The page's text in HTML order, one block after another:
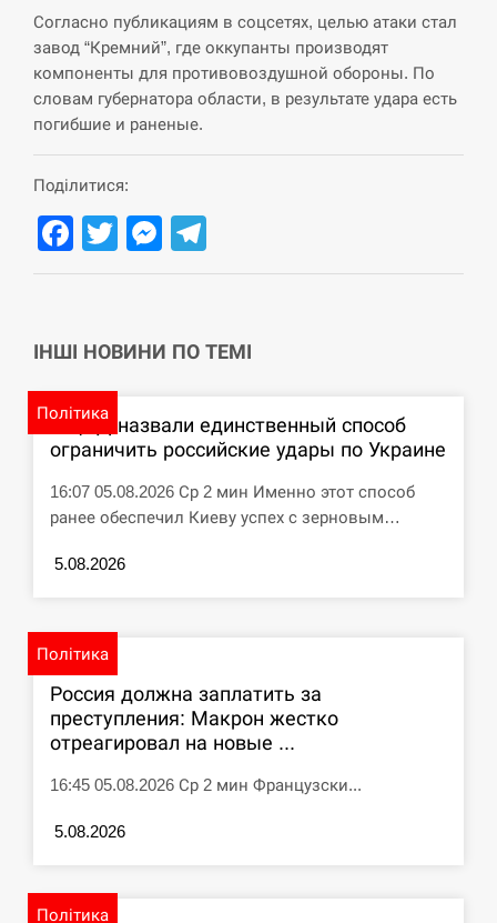
СЕРПЕНЬ
12:53
США обсуждают лицензии на Patriot для
Украины, несмотря на сомнения…
СЕРПЕНЬ
12:40
Латвія готова направити до 20 військових для
розблокування Ормузької протоки
12:23
переправу, склады и другие важные объекты…
СЕРПЕНЬ
У США зафіксували рекордний спалах
циклоспорозу, захворіли понад 10 тисяч…
СЕРПЕНЬ
11:40
У зоопарку Токіо через спеку загинули три
левиці
СЕРПЕНЬ
Россияне ударили “Бардеролями” по Харькову,
Согласно публикациям в соцсетях, целью атаки стал
завод “Кремний”, где оккупанты производят
компоненты для противовоздушной обороны. По
словам губернатора области, в результате удара есть
погибшие и раненые.
Поділитися:
Facebook
TwitterMessenger
ІНШІ НОВИНИ ПО ТЕМІ
Політика
В ЦПД назвали единственный способ
ограничить российские удары по Украине
16:07 05.08.2026 Ср 2 мин Именно этот способ
ранее обеспечил Киеву успех с зерновым…
5.08.2026
Політика
Россия должна заплатить за
преступления: Макрон жестко
отреагировал на новые ...
16:45 05.08.2026 Ср 2 мин Французски...
5.08.2026
Політика